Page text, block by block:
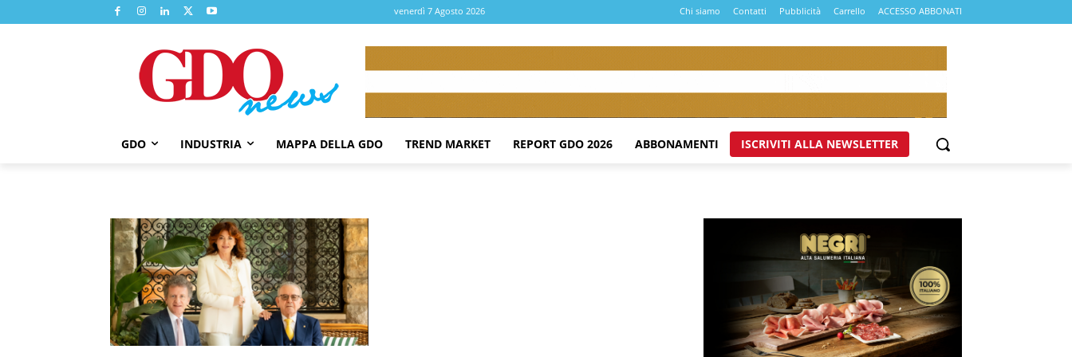
venerdì 7 Agosto 2026 Chi siamo Contatti Pubblicità Carrello ACCESSO ABBONATI
GDO INDUSTRIA MAPPA DELLA GDO TREND MARKET REPORT GDO 2026 ABBONAMENTI ISCRIVITI ALLA NEWSLETTER